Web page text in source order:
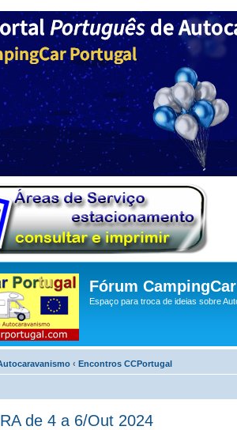
Fórum
Espaço para troca de ideias sobre
‹ Encontros CCPortugal
de 4 a 6/Out 2024